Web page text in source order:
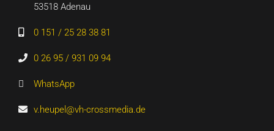
53518 Adenau
0 151 / 25 28 38 81
0 26 95 / 931 09 94
WhatsApp
v.heupel@vh-crossmedia.de